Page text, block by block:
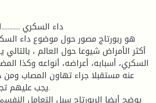
داء السكري
هو ربورتاج مصور حول موضوع داء
أكثر الأمراض شيوعا حول العالم ،
السكري، أسبابه، أعراضه، أنواعه وكذا
عنه مستقبلا جراء تهاون المصاب
يجب عليهم
يوضح أيضا الربورتاج سبل التعامل